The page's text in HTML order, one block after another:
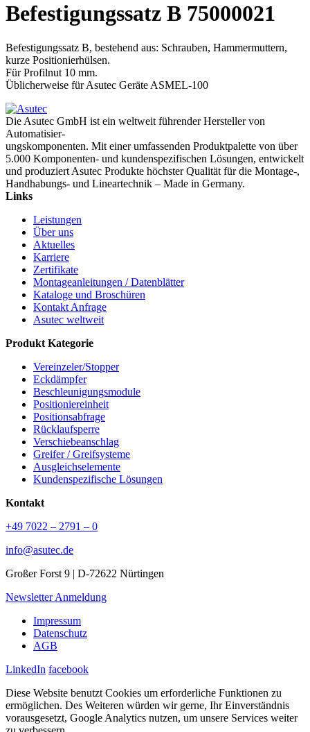
Befestigungssatz B 75000021
Befestigungssatz B, bestehend aus: Schrauben, Hammermuttern,
kurze Positionierhülsen.
Für Profilnut 10 mm.
Üblicherweise für Asutec Geräte ASMEL-100
Die Asutec GmbH ist ein weltweit führender Hersteller von
Automatisier-
ungskomponenten. Mit einer umfassenden Produktpalette von über
5.000 Komponenten- und kundenspezifischen Lösungen, entwickelt
und produziert Asutec Produkte höchster Qualität für die Montage-,
Handhabungs- und Lineartechnik – Made in Germany.
Links
Leistungen
Über uns
Aktuelles
Karriere
Zertifikate
Montageanleitungen / Datenblätter
Kataloge und Broschüren
Kontakt Anfrage
Asutec weltweit
Produkt Kategorie
Vereinzeler/Stopper
Eckdämpfer
Beschleunigungsmodule
Positioniereinheit
Positionsabfrage
Rücklaufsperre
Verschiebeanschlag
Greifer / Greifsysteme
Ausgleichselemente
Kundenspezifische Lösungen
Kontakt
+49 7022 – 2791 – 0
info@asutec.de
Großer Forst 9 | D-72622 Nürtingen
Newsletter Anmeldung
Impressum
Datenschutz
AGB
LinkedIn facebook
Diese Website benutzt Cookies um erforderliche Funktionen zu
ermöglichen. Des Weiteren würden wir gerne, Ihr Einverständnis
vorausgesetzt, Google Analytics nutzen, um unsere Services weiter